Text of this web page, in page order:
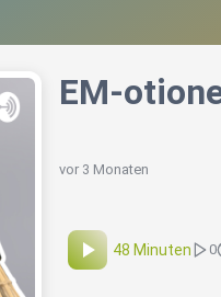
EM-
vor 3 Monaten
48 Minuten 0